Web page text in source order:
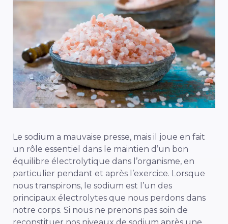
Le sodium a mauvaise presse, mais il joue en fait
un rôle essentiel dans le maintien d’un bon
équilibre électrolytique dans l’organisme, en
particulier pendant et après l’exercice. Lorsque
nous transpirons, le sodium est l’un des
principaux électrolytes que nous perdons dans
notre corps. Si nous ne prenons pas soin de